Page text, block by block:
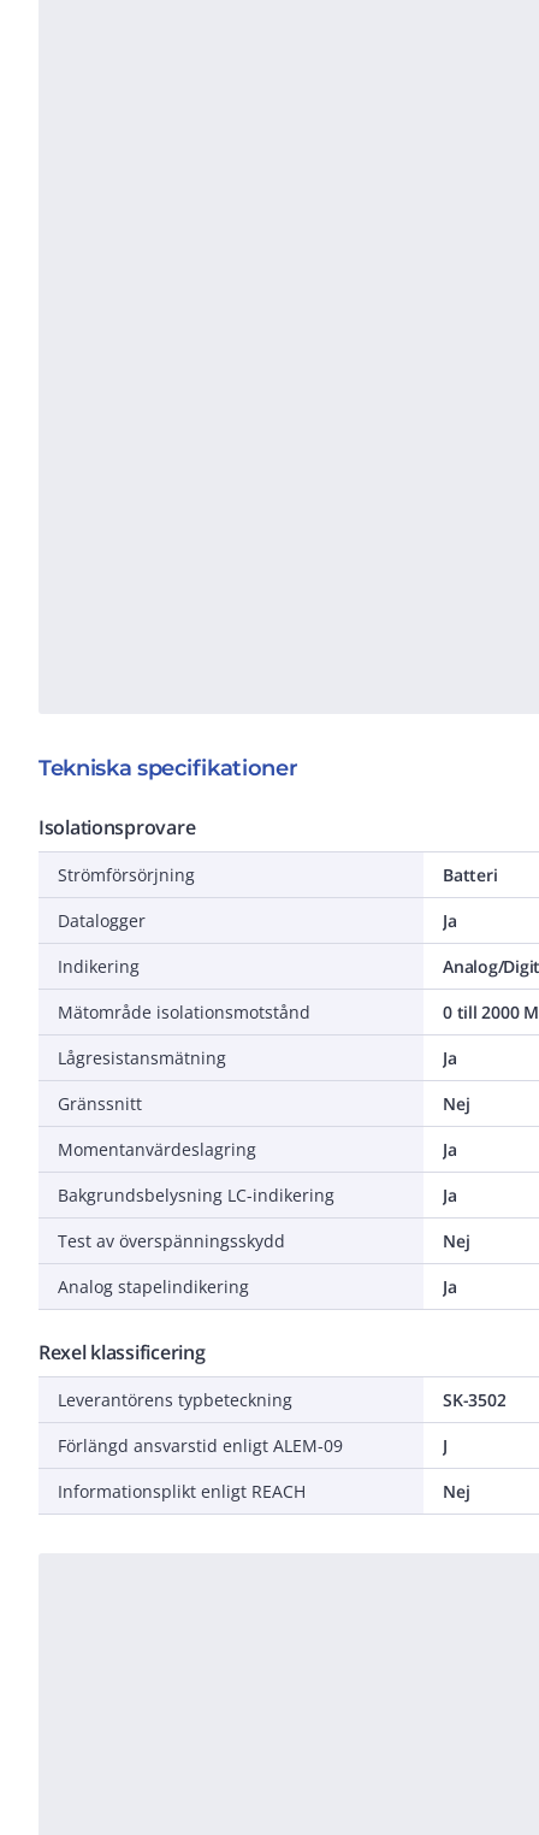
Tekniska specifikationer
Isolationsprovare
Strömförsörjning
Batteri
Datalogger
Ja
Indikering
Analog/
Mätområde isolationsmotstånd
0 till 2000
Lågresistansmätning
Ja
Gränssnitt
Nej
Momentanvärdeslagring
Ja
Bakgrundsbelysning LC-indikering
Ja
Test av överspänningsskydd
Nej
Analog stapelindikering
Ja
Rexel klassificering
Leverantörens typbeteckning
SK-3502
Förlängd ansvarstid enligt ALEM-09
J
Informationsplikt enligt REACH
Nej